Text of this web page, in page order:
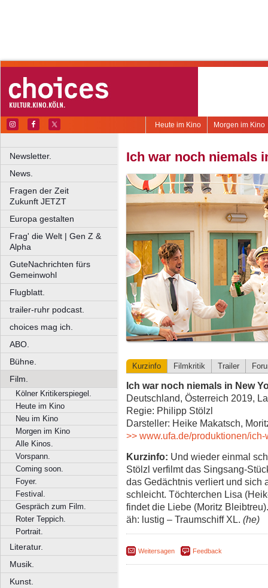
Morgen im Kino
Heute im Kino
Newsletter.
News.
Fragen der Zeit
Zukunft JETZT
Europa gestalten
Frag' die Welt | Gen Z &
Alpha
GuteNachrichten fürs
Gemeinwohl
Flugblatt.
trailer-ruhr podcast.
choices mag ich.
ABO.
Bühne.
Film.
Kölner Kritikerspiegel.
Heute im Kino
Neu im Kino
Morgen im Kino
Alle Kinos.
Vorspann.
Coming soon.
Foyer.
Festival.
Gespräch zum Film.
Roter Teppich.
Portrait.
Literatur.
Musik.
Kunst.
Ich war noch niemals
Kurzinfo Filmkritik Trailer
Ich war noch niemals in New
Deutschland, Österreich 2019,
Regie: Philipp Stölzl
Darsteller: Heike Makatsch,
>> www.ufa.de/produktionen/
Kurzinfo: Und wieder einmal
Stölzl verfilmt das Singsang-
das Gedächtnis verliert und sich
schleicht. Töchterchen Lisa
findet die Liebe (Moritz
äh: lustig – Traumschiff XL. (he)
Weitersagen Feedback